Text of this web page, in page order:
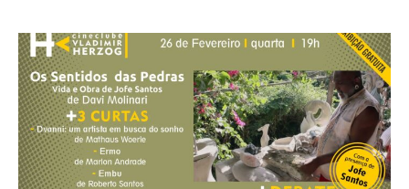
Cineclube Vladimir Herzog apresenta quatro curtas documentais